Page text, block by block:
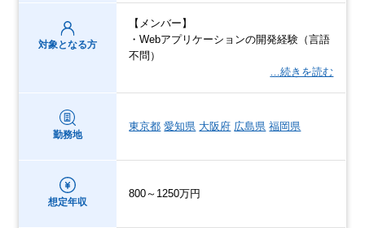
対象となる方
【メンバー】
・Webアプリケーションの開発経験（言語
不問）
…続きを読む
勤務地
東京都 愛知県 大阪府 広島県 福岡県
想定年収
800～1250万円